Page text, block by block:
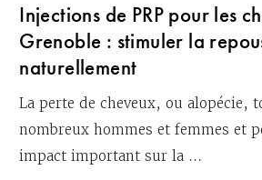
Injections de PRP pour les
Grenoble : stimuler la
naturellement
La perte de cheveux, ou alopécie,
nombreux hommes et femmes et
impact important sur la ...